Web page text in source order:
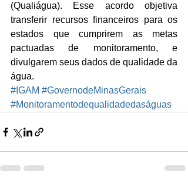
(Qualiágua). Esse acordo objetiva
transferir recursos financeiros para os
estados que cumprirem as metas
pactuadas de monitoramento, e
divulgarem seus dados de qualidade da
água.
#IGAM #GovernodeMinasGerais
#Monitoramentodequalidadedaságuas